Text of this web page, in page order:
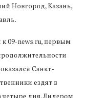
Новгород, Казань,
09-news.ru, первым
Санкт-
ездят в
четыре дня. Лидером